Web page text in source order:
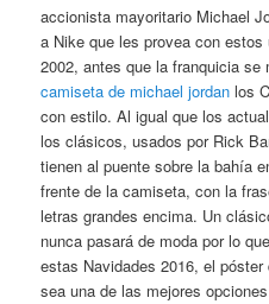
accionista mayoritario Michael
a Nike que les provea con
2002, antes que la franquicia se
camiseta de michael jordan los
con estilo. Al igual que los
los clásicos, usados por Rick
tienen al puente sobre la bahía
frente de la camiseta, con la
letras grandes encima. Un
nunca pasará de moda por lo
estas Navidades 2016, el
sea una de las mejores